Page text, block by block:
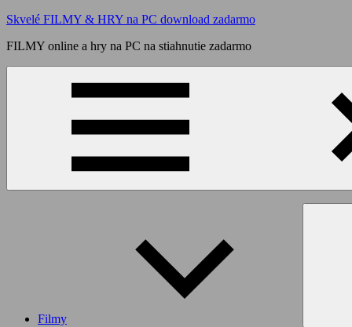
Skip
content
Skvelé FILMY & HRY na PC download zadarmo
FILMY online a hry na PC na stiahnutie zadarmo
Filmy